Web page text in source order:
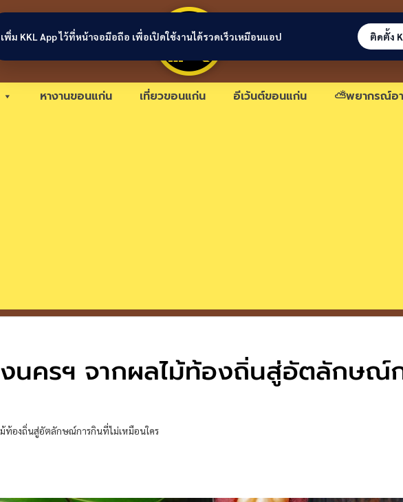
ขอนแก่นลิงก์
หางานขอนแก่น เที่ยวขอนแก่น อีเว้นต์ขอนแก่น ⛅พยากรณ์อ
นครฯ จากผลไม้ท้องถิ่นสู่อัตลักษณ์
ม้ท้องถิ่นสู่อัตลักษณ์การกินที่ไม่เหมือนใคร
เพิ่ม KKL App ไว้ที่หน้าจอมือถือ เพื่อเปิดใช้งานได้รวดเร็วเหมือนแอป ติดตั้ง